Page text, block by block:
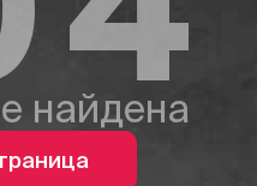
найдена